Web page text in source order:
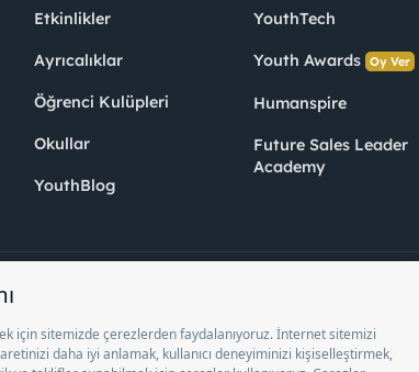
Etkinlikler
Ayrıcalıklar
Öğrenci Kulüpleri
Okullar
YouthBlog
YouthTech
Youth Awards Oy Ver
Humanspire
Future Sales Leader
Academy